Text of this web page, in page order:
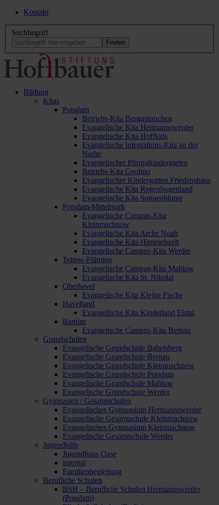
Kontakt
Suchbegriff
Bildung
Kitas
Potsdam
Betriebs-Kita Bergmännchen
Evangelische Kita Hermannswerder
Evangelische Kita Hoffkids
Evangelische Integrations-Kita an der
Nuthe
Evangelischer Pfingstkindergarten
Betriebs-Kita Geolino
Evangelischer Kindergarten Friedenshaus
Evangelische Kita Regenbogenland
Evangelische Kita Sonnenblume
Potsdam-Mittelmark
Evangelische Campus-Kita
Kleinmachnow
Evangelische Kita Arche Noah
Evangelische Kita Himmelszelt
Evangelische Campus-Kita Werder
Teltow-Fläming
Evangelische Campus-Kita Mahlow
Evangelische Kita St. Nikolai
Oberhavel
Evangelische Kita Kleine Fische
Havelland
Evangelische Kita Kinderland Elstal
Barnim
Evangelische Campus-Kita Bernau
Grundschulen
Evangelische Grundschule Babelsberg
Evangelische Grundschule Bernau
Evangelische Grundschule Kleinmachnow
Evangelische Grundschule Potsdam
Evangelische Grundschule Mahlow
Evangelische Grundschule Werder
Gymnasien / Gesamtschulen
Evangelisches Gymnasium Hermannswerder
Evangelische Gesamtschule Kleinmachnow
Evangelisches Gymnasium Kleinmachnow
Evangelische Gesamtschule Werder
Jugendhilfe
Jugendhaus Oase
Internat
Familienbegleitung
Berufliche Schulen
BSH – Berufliche Schulen Hermannswerder
(Potsdam)